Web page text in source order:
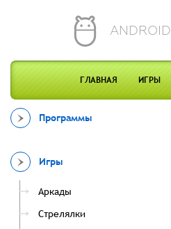
ANDROID
ГЛАВНАЯ ИГРЫ
Программы
Игры
Аркады
Стрелялки